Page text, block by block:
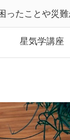
ったことや災
星気学講座